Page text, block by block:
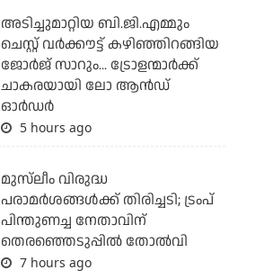
അടിച്ചുമാറ്റിയ ബി.ജി.എമ്മും
ചെസ്റ്റ് വര്‍ക്കൗട്ട് കഴിഞ്ഞിറങ്ങിയ
ജോര്‍ജ് സാറും... ട്രോളന്മാര്‍ക്ക്
ചാകരയായി ലോ ആന്‍ഡ്
ഓര്‍ഡര്‍
5 hours ago
മുസ്‌ലീം വിരുദ്ധ
പരാമര്‍ശങ്ങള്‍ക്ക് തിരിച്ചടി; ട്രംപ്
പിന്തുണച്ച നേതാവിന്
തെരഞ്ഞെടുപ്പില്‍ തോല്‍വി
7 hours ago